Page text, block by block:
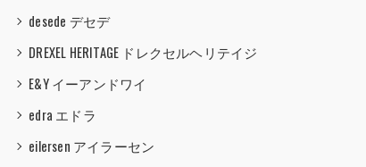
desede デセデ
DREXEL HERITAGE ドレクセルヘリテイジ
E&Y イーアンドワイ
edra エドラ
eilersen アイラーセン